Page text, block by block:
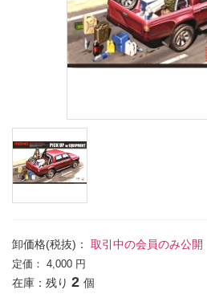
卸価格(税抜)： 取引中の会員のみ公開
定価： 4,000 円
在庫：残り 2 個